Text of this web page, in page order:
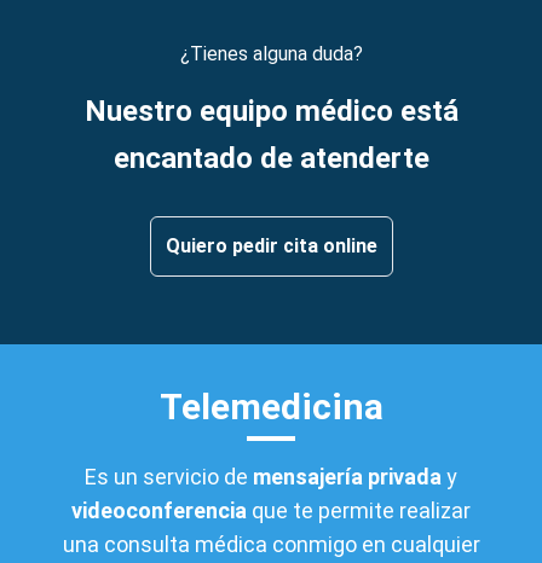
¿Tienes alguna duda?
Nuestro equipo médico está
encantado de atenderte
Quiero pedir cita online
Telemedicina
Es un servicio de mensajería privada y
videoconferencia que te permite realizar
una consulta médica conmigo en cualquier